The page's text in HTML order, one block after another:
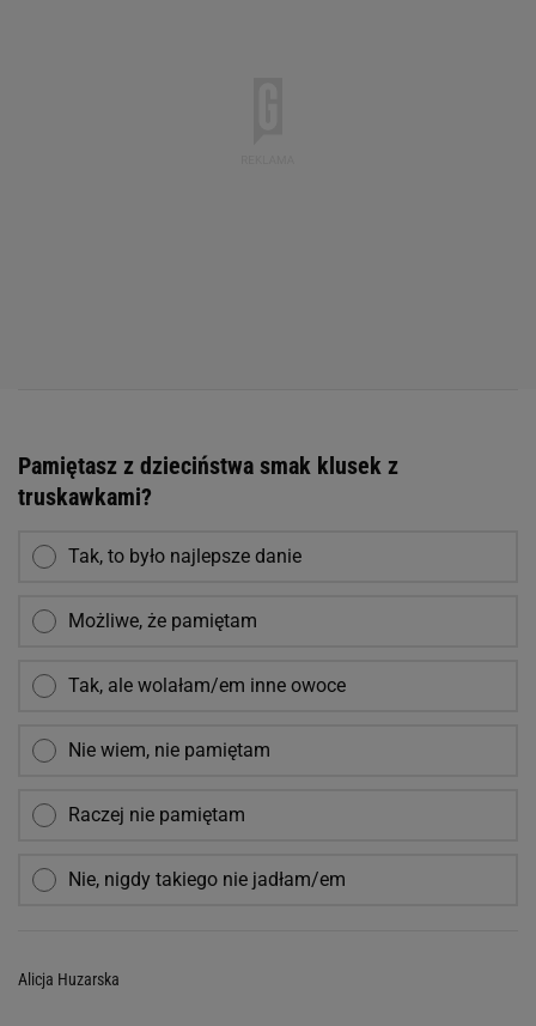
Pamiętasz z dzieciństwa smak klusek z
truskawkami?
Tak, to było najlepsze danie
Możliwe, że pamiętam
Tak, ale wolałam/em inne owoce
Nie wiem, nie pamiętam
Raczej nie pamiętam
Nie, nigdy takiego nie jadłam/em
Alicja Huzarska